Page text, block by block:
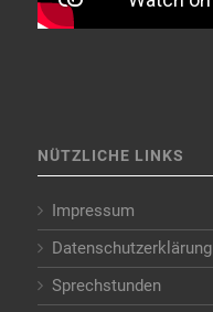
NÜTZLICHE LINKS
Impressum
Datenschutzerklärung
Sprechstunden